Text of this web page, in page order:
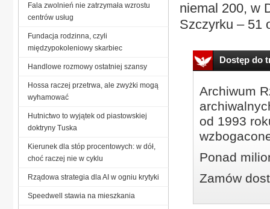
niemal 200, w
Szczyrku – 51
Dostęp do
Archiwum
od 1993
Ponad
Zamów
Fala zwolnień nie zatrzymała wzrostu
centrów usług
Fundacja rodzinna, czyli
międzypokoleniowy skarbiec
Handlowe rozmowy ostatniej szansy
Hossa raczej przetrwa, ale zwyżki mogą
wyhamować
Hutnictwo to wyjątek od piastowskiej
doktryny Tuska
Kierunek dla stóp procentowych: w dół,
choć raczej nie w cyklu
Rządowa strategia dla AI w ogniu krytyki
Speedwell stawia na mieszkania